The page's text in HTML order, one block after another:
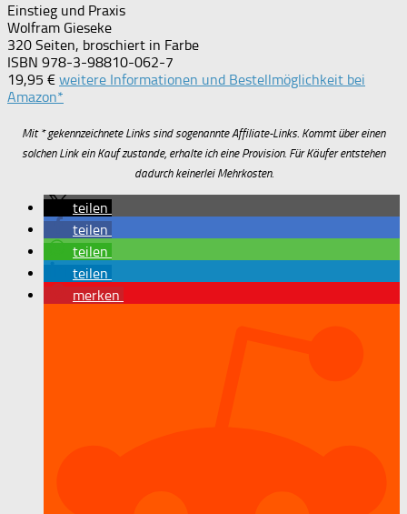
Einstieg und Praxis
Wolfram Gieseke
320 Seiten, broschiert in Farbe
ISBN 978-3-98810-062-7
19,95 € weitere Informationen und Bestellmöglichkeit bei
Amazon*
Mit * gekennzeichnete Links sind sogenannte Affiliate-Links. Kommt über einen
solchen Link ein Kauf zustande, erhalte ich eine Provision. Für Käufer entstehen
dadurch keinerlei Mehrkosten.
teilen
teilen
teilen
teilen
merken